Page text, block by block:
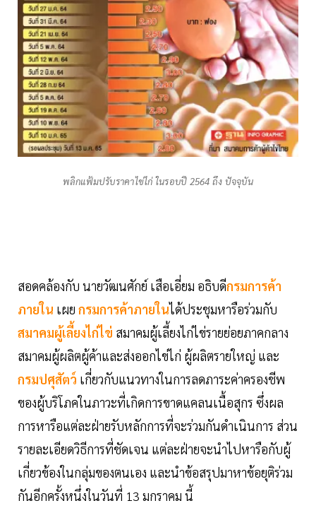
พลิกแฟ้มปรับราคาไข่ไก่ ในรอบปี 2564 ถึง ปัจจุบัน
สอดคล้องกับ นายวัฒนศักย์ เสือเอี่ยม อธิบดีกรมการค้า
ภายใน เผย กรมการค้าภายในได้ประชุมหารือร่วมกับ
สมาคมผู้เลี้ยงไก่ไข่ สมาคมผู้เลี้ยงไก่ไข่รายย่อยภาคกลาง
สมาคมผู้ผลิตผู้ค้าและส่งออกไข่ไก่ ผู้ผลิตรายใหญ่ และ
กรมปศุสัตว์ เกี่ยวกับแนวทางในการลดภาระค่าครองชีพ
ของผู้บริโภคในภาวะที่เกิดการขาดแคลนเนื้อสุกร ซึ่งผล
การหารือแต่ละฝ่ายรับหลักการที่จะร่วมกันดำเนินการ ส่วน
รายละเอียดวิธีการที่ชัดเจน แต่ละฝ่ายจะนำไปหารือกับผู้
เกี่ยวข้องในกลุ่มของตนเอง และนำข้อสรุปมาหาข้อยุติร่วม
กันอีกครั้งหนึ่งในวันที่ 13 มกราคม นี้